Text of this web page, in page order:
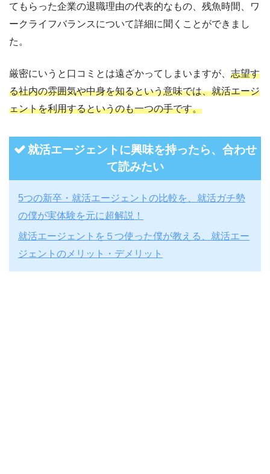
てもらった企業の退職理由の代表的なもの、残魚時間、ワ
ークライフバランスについて詳細に聞くことができまし
た。
厳密にいうと口コミとは遠ざかってしまいますが、 志望す
る社内の雰囲気や中身を知るという意味では、就活エージ
ェントを利用するというのも一つの手です。
就活エージェントに興味を持ったら、合わせ
て読みたい
5つの新卒・就活エージェントの比較を、就活ガチ勢
の僕が実体験を元に超解説！
就活エージェントを５つ使った僕が教える、就活エー
ジェントのメリット・デメリット